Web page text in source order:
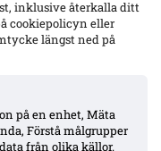
inklusive återkalla ditt
cookiepolicyn eller
längst ned på
på en enhet, Mäta
Förstå målgrupper
från olika källor.
eget kapital; ”Allsvenskan
tillbaka efter tre månaders